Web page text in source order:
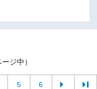
ジ中）
5 6